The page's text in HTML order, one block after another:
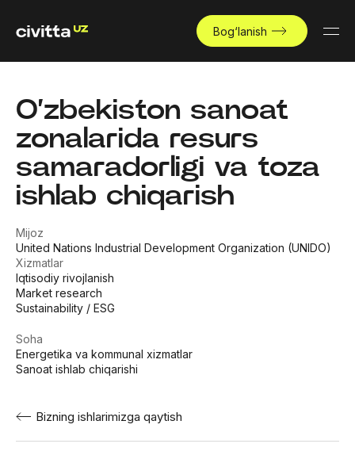
Bog‘lanish
O’zbekiston sanoat
zonalarida resurs
samaradorligi va toza
ishlab chiqarish
Mijoz
United Nations Industrial Development Organization (UNIDO)
Xizmatlar
Iqtisodiy rivojlanish
Market research
Sustainability / ESG
Soha
Energetika va kommunal xizmatlar
Sanoat ishlab chiqarishi
Bizning ishlarimizga qaytish